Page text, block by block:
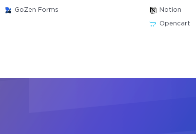
GoZen Forms Notion
Opencart